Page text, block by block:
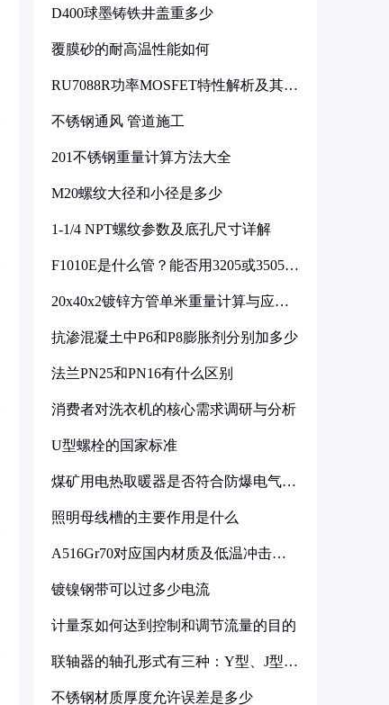
D400球墨铸铁井盖重多少
覆膜砂的耐高温性能如何
RU7088R功率MOSFET特性解析及其在
不锈钢通风 管道施工
201不锈钢重量计算方法大全
M20螺纹大径和小径是多少
1-1/4 NPT螺纹参数及底孔尺寸详解
F1010E是什么管？能否用3205或3505代
20x40x2镀锌方管单米重量计算与应用
抗渗混凝土中P6和P8膨胀剂分别加多少
法兰PN25和PN16有什么区别
消费者对洗衣机的核心需求调研与分析
U型螺栓的国家标准
煤矿用电热取暖器是否符合防爆电气设
照明母线槽的主要作用是什么
A516Gr70对应国内材质及低温冲击要
镀镍钢带可以过多少电流
计量泵如何达到控制和调节流量的目的
联轴器的轴孔形式有三种：Y型、J型、
不锈钢材质厚度允许误差是多少